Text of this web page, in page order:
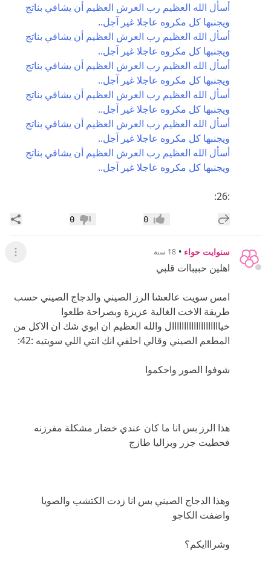
أسأل الله العظيم رب العرش العظيم أن يشافي بناتج
ويجنبها كل مكروه عاجلا غير آجل..
أسأل الله العظيم رب العرش العظيم أن يشافي بناتج
ويجنبها كل مكروه عاجلا غير آجل..
أسأل الله العظيم رب العرش العظيم أن يشافي بناتج
ويجنبها كل مكروه عاجلا غير آجل..
أسأل الله العظيم رب العرش العظيم أن يشافي بناتج
ويجنبها كل مكروه عاجلا غير آجل..
أسأل الله العظيم رب العرش العظيم أن يشافي بناتج
ويجنبها كل مكروه عاجلا غير آجل..
أسأل الله العظيم رب العرش العظيم أن يشافي بناتج
ويجنبها كل مكروه عاجلا غير آجل..
:26:
إضافة رد جديد إعجاب0 عدم إعجاب
0
سنوايت حواء • 18 سنة عرض
اهلين حبيباات قلبي
امس سويت عالعشا الرز الصيني والدجاج الصيني حسب
طريقة الاخت الغالية عزيزة وبصراحة طلعوا
خياااااااااااااااااااال والله العظيم ان ابوي شك ان الاكل من
المطعم الصيني وقالي احلفي انك انتي اللي سويتيه :42:
شوفوا الصور واحكموا
هذا الرز بس انا ما كان عندي خضار مشكلة مفرزنه
فحطيت جزر وبزاليا طازج
وهذا الدجاج الصيني بس انا زدت الكتشب والصويا
واضفت الكاجو
وشرااايكم؟